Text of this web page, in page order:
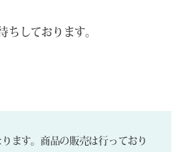
ちしております。
ます。商品の販売は行っており